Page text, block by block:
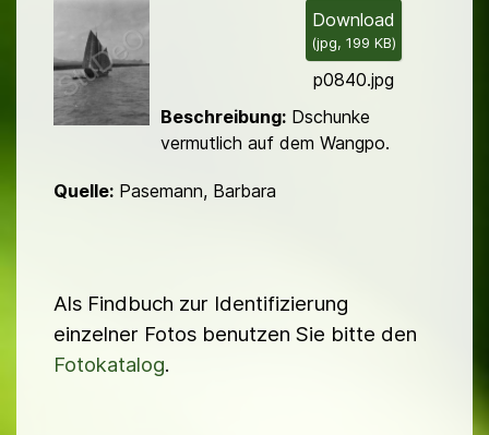
l
d
Download
(jpg, 199 KB)
p0840.jpg
Beschreibung:Dschunke
vermutlich auf dem Wangpo.
Quelle: Pasemann, Barbara
Als Findbuch zur Identifizierung
einzelner Fotos benutzen Sie bitte den
Fotokatalog.